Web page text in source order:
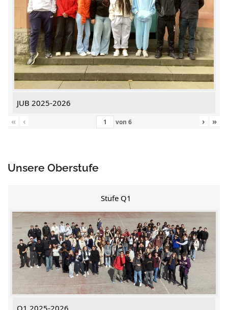
JUB 2025-2026
«
‹ von 6 › »
Unsere Oberstufe
Stufe Q1
Q1 2025-2026